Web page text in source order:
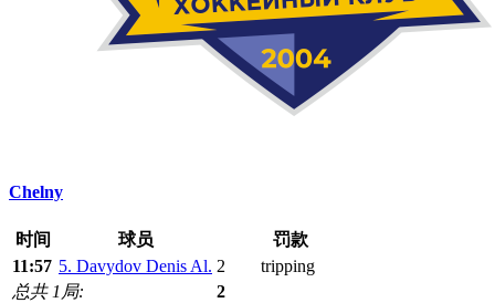
Chelny
时间 球员
罚款
11:57 5. Davydov Denis Al. 2
tripping
总共 1局:
2